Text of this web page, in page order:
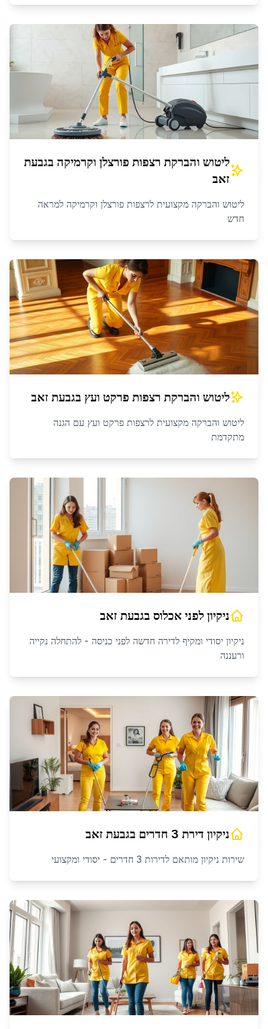
ליטוש והברקת רצפות פורצלן וקרמיקה בגבעת
זאב
ליטוש והברקה מקצועית לרצפות פורצלן וקרמיקה למראה
חדש
ליטוש והברקת רצפות פרקט ועץ בגבעת זאב
ליטוש והברקה מקצועית לרצפות פרקט ועץ עם הגנה
מתקדמת
ניקיון לפני אכלוס בגבעת זאב
ניקיון יסודי ומקיף לדירה חדשה לפני כניסה - להתחלה נקייה
ורעננה
ניקיון דירת 3 חדרים בגבעת זאב
שירות ניקיון מותאם לדירות 3 חדרים - יסודי ומקצועי